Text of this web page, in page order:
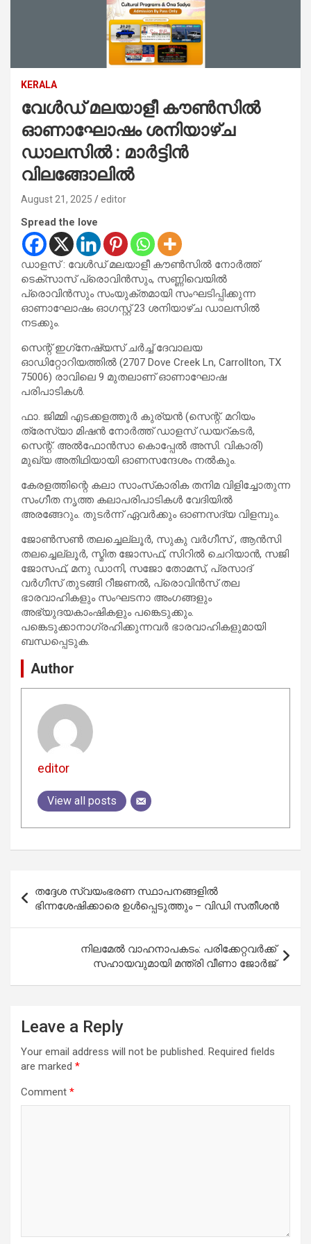
KERALA
വേൾഡ്‌ മലയാളീ കൗൺസിൽ
ഓണാഘോഷം ശനിയാഴ്ച
ഡാലസിൽ : മാർട്ടിൻ
വിലങ്ങോലിൽ
August 21, 2025 editor
Spread the love
ഡാളസ് : വേൾഡ്‌ മലയാളീ കൗൺസിൽ നോർത്ത്
ടെക്സാസ് പ്രൊവിൻസും, സണ്ണിവെയിൽ
പ്രൊവിൻസും സംയുക്തമായി സംഘടിപ്പിക്കുന്ന
ഓണാഘോഷം ഓഗസ്റ്റ് 23 ശനിയാഴ്ച ഡാലസിൽ
നടക്കും.
സെന്റ് ഇഗ്‌നേഷ്യസ് ചർച്ച് ദേവാലയ
ഓഡിറ്റോറിയത്തിൽ (2707 Dove Creek Ln, Carrollton, TX
75006) രാവിലെ 9 മുതലാണ് ഓണാഘോഷ
പരിപാടികൾ.
ഫാ. ജിമ്മി എടക്കളത്തൂർ കുര്യൻ (സെന്റ്. മറിയം
ത്രേസ്യാ മിഷൻ നോർത്ത് ഡാളസ് ഡയറ്കടർ,
സെന്റ്. അൽഫോൻസാ കൊപ്പേൽ അസി. വികാരി)
മുഖ്യ അതിഥിയായി ഓണസന്ദേശം നൽകും.
കേരളത്തിന്റെ കലാ സാംസ്‌കാരിക തനിമ വിളിച്ചോതുന്ന
സംഗീത നൃത്ത കലാപരിപാടികൾ വേദിയിൽ
അരങ്ങേറും. തുടർന്ന് ഏവർക്കും ഓണസദ്യ വിളമ്പും.
ജോൺസൺ തലച്ചെല്ലൂർ, സുകു വർഗീസ് , ആൻസി
തലച്ചെല്ലൂർ, സ്മിത ജോസഫ്, സിറിൽ ചെറിയാൻ, സജി
ജോസഫ്, മനു ഡാനി, സജോ തോമസ്, പ്രസാദ്
വർഗീസ് തുടങ്ങി റീജണൽ, പ്രൊവിൻസ് തല
ഭാരവാഹികളും സംഘടനാ അംഗങ്ങളും
അഭ്യുദയകാംഷികളും പങ്കെടുക്കും.
പങ്കെടുക്കാനാഗ്രഹിക്കുന്നവർ ഭാരവാഹികളുമായി
ബന്ധപ്പെടുക.
Author
editor
View all posts
navigation
തദ്ദേശ സ്വയംഭരണ സ്ഥാപനങ്ങളില്‍
ഭിന്നശേഷിക്കാരെ ഉള്‍പ്പെടുത്തും – വിഡി സതീശന്‍
നിലമേല്‍ വാഹനാപകടം: പരിക്കേറ്റവര്‍ക്ക്
സഹായവുമായി മന്ത്രി വീണാ ജോര്‍ജ്
Leave a Reply
Your email address will not be published. Required fields
are marked *
Comment *